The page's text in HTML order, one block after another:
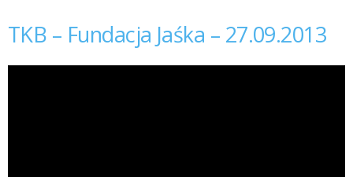
TKB – Fundacja Jaśka – 27.09.2013